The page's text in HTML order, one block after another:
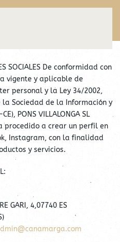
SOCIALES De conformidad con
vigente y aplicable de
personal y la Ley 34/2002,
Sociedad de la Información y
PONS VILLALONGA SL
procedido a crear un perfil en
Instagram, con la finalidad
y servicios.
GARI, 4,07740 ES